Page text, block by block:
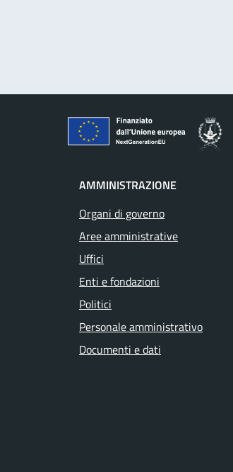
AMMINISTRAZIONE
Organi di governo
Aree amministrative
Uffici
Enti e fondazioni
Politici
Personale amministrativo
Documenti e dati